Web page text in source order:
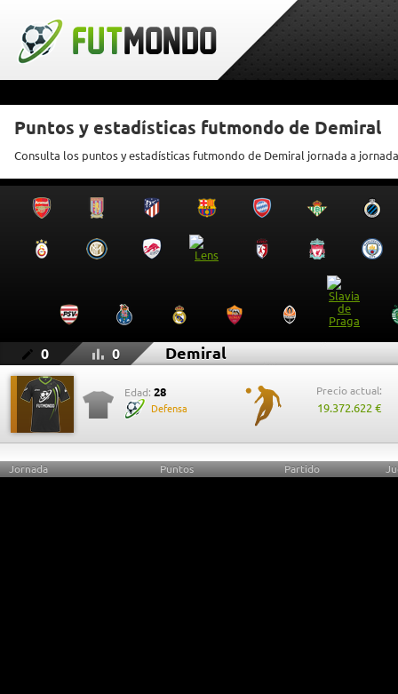
Puntos y estadísticas futmondo de Demiral
Consulta los puntos y estadísticas futmondo de Demiral jornada a jornada
0 0 Demiral
Edad: 28
Defensa
Precio actual:
19.372.622 €
Jornada Puntos Partido